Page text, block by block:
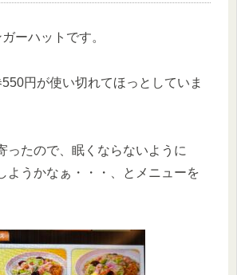
ーハットです。
円が使い切れてほっとしていま
ったので、眠くならないように
ようかなぁ・・・、とメニューを